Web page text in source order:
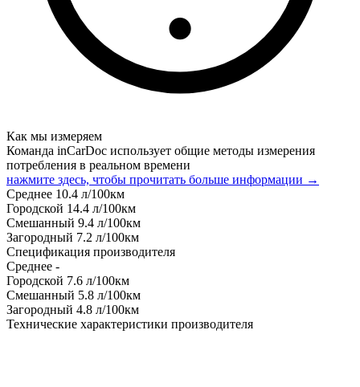
Как мы измеряем
Команда inCarDoc использует общие методы измерения
потребления в реальном времени
нажмите здесь, чтобы прочитать больше информации →
Среднее 10.4 л/100км
Городской 14.4 л/100км
Смешанный 9.4 л/100км
Загородный 7.2 л/100км
Спецификация производителя
Среднее -
Городской 7.6 л/100км
Смешанный 5.8 л/100км
Загородный 4.8 л/100км
Технические характеристики производителя